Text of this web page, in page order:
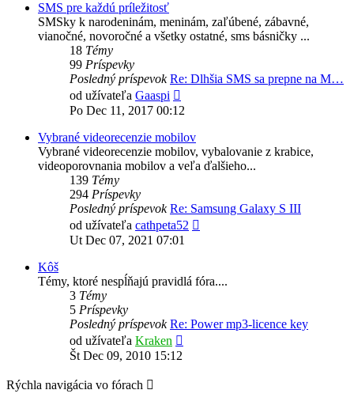
SMS pre každú príležitosť
SMSky k narodeninám, meninám, zaľúbené, zábavné,
vianočné, novoročné a všetky ostatné, sms básničky ...
18 Témy
99 Príspevky
Posledný príspevok Re: Dlhšia SMS sa prepne na M…
od užívateľa Gaaspi
posledný
Po Dec 11, 2017 00:12
Vybrané videorecenzie mobilov
Vybrané videorecenzie mobilov, vybalovanie z krabice,
videoporovnania mobilov a veľa ďalšieho...
139 Témy
294 Príspevky
Posledný príspevok Re: Samsung Galaxy S III
od užívateľa cathpeta52
Ut Dec 07, 2021 07:01
Kôš
Témy, ktoré nespĺňajú pravidlá fóra....
3 Témy
5 Príspevky
Posledný príspevok Re: Power mp3-licence key
od užívateľa Kraken
Št Dec 09, 2010 15:12
Rýchla navigácia vo fórach